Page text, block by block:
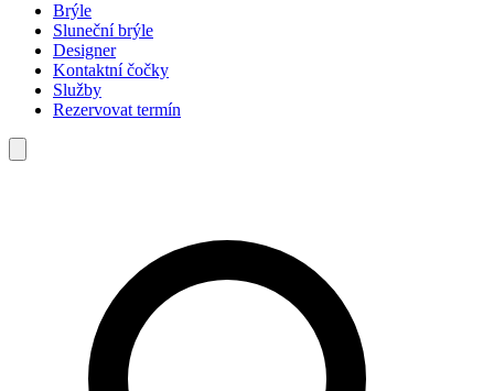
Brýle
Sluneční brýle
Designer
Kontaktní čočky
Služby
Rezervovat termín